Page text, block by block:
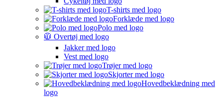
T-shirts med logo
Forklæde med logo
Polo med logo
🧥 Overtøj med logo
Jakker med logo
Vest med logo
Trøjer med logo
Skjorter med logo
Hovedbeklædning med
logo